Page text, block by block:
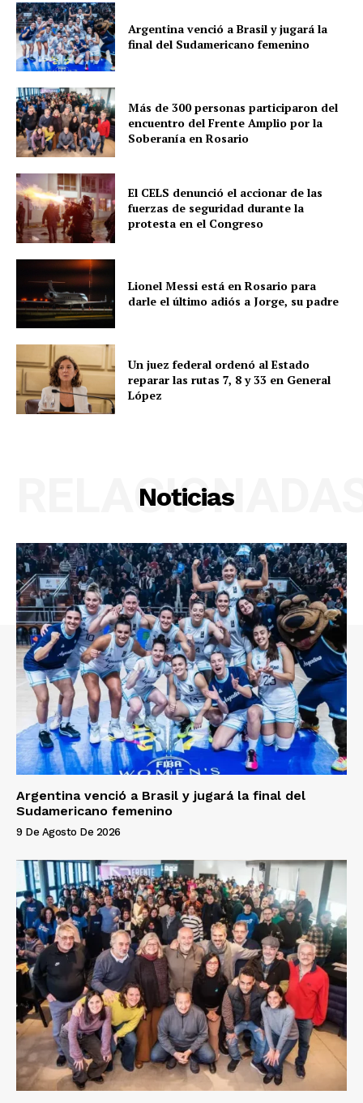
Argentina venció a Brasil y jugará la
final del Sudamericano femenino
Más de 300 personas participaron del
encuentro del Frente Amplio por la
Soberanía en Rosario
El CELS denunció el accionar de las
fuerzas de seguridad durante la
protesta en el Congreso
Lionel Messi está en Rosario para
darle el último adiós a Jorge, su padre
Un juez federal ordenó al Estado
reparar las rutas 7, 8 y 33 en General
López
Noticias
Argentina venció a Brasil y jugará la final del
Sudamericano femenino
9 De Agosto De 2026